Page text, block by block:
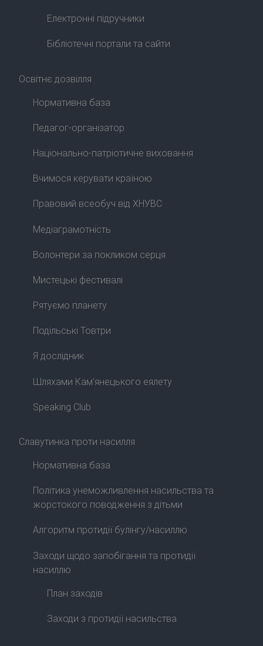
Електронні підручники
Бібліотечні портали та сайти
Освітнє дозвілля
Нормативна база
Педагог-організатор
Національно-патріотичне виховання
Вчимося керувати країною
Правовий всеобуч від ХНУВС
Медіаграмотність
Волонтери за покликом серця
Мистецькі фестивалі
Рятуємо планету
Подільські Товтри
Я дослідник
Шляхами Кам’янецького еялету
Speaking Club
Славутинка проти насилля
Нормативна база
Політика унеможливлення насильства та
жорстокого поводження з дітьми
Алгоритм протидії булінгу/насиллю
Заходи щодо запобігання та протидії
насиллю
План заходів
Заходи з протидії насильства